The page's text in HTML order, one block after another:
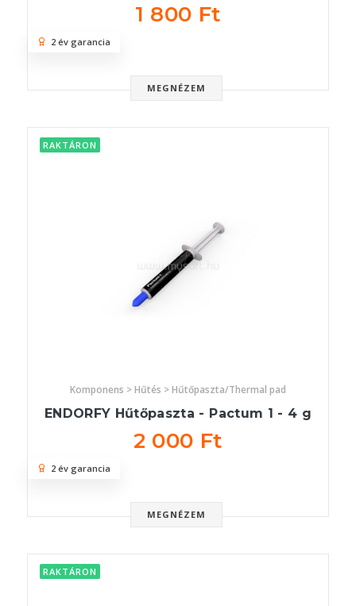
1 800 Ft
MEGNÉZEM
2 év garancia
RAKTÁRON
Komponens > Hűtés > Hűtőpaszta/Thermal pad
ENDORFY Hűtőpaszta - Pactum 1 - 4 g
2 000 Ft
MEGNÉZEM
2 év garancia
RAKTÁRON